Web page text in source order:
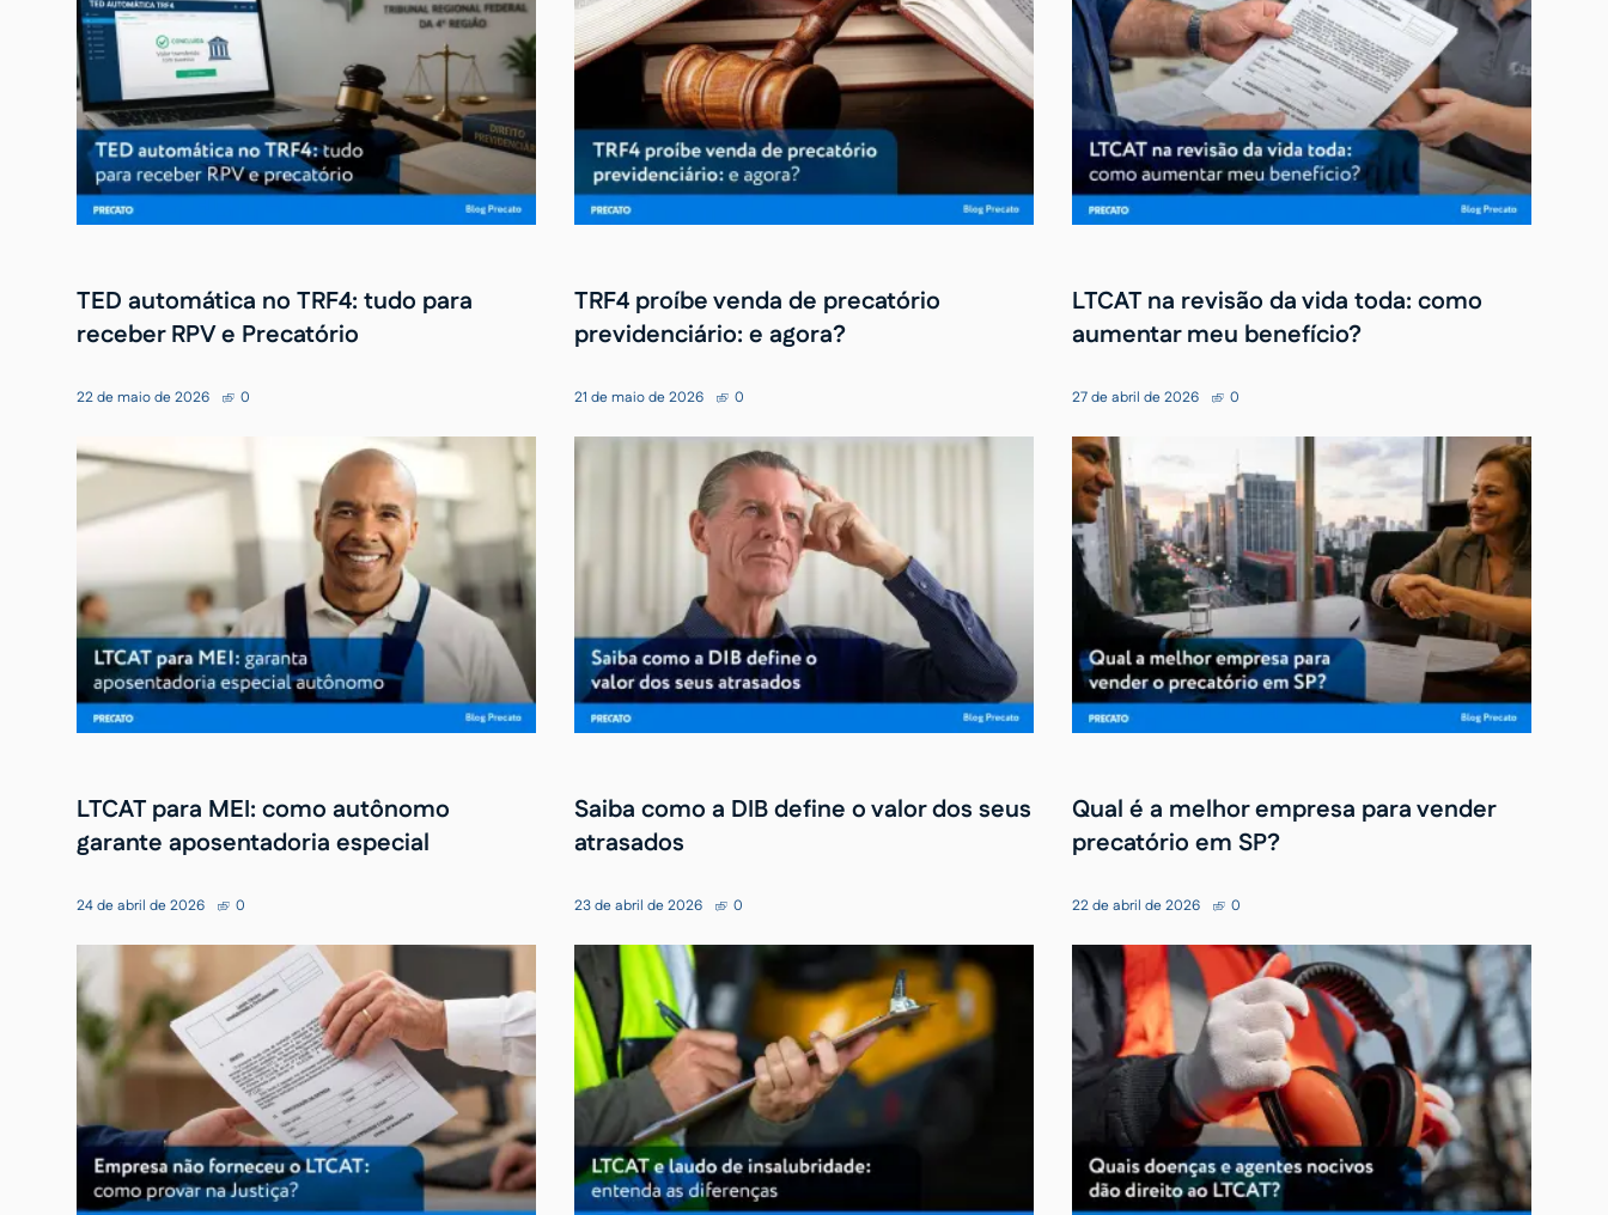
TED automática no TRF4: tudo para
receber RPV e Precatório
22 de maio de 2026 0
TRF4 proíbe venda de precatório
previdenciário: e agora?
21 de maio de 2026 0
LTCAT na revisão da vida toda: como
aumentar meu benefício?
27 de abril de 2026 0
LTCAT para MEI: como autônomo
garante aposentadoria especial
24 de abril de 2026 0
Saiba como a DIB define o valor dos seus
atrasados
23 de abril de 2026 0
Qual é a melhor empresa para vender
precatório em SP?
22 de abril de 2026 0